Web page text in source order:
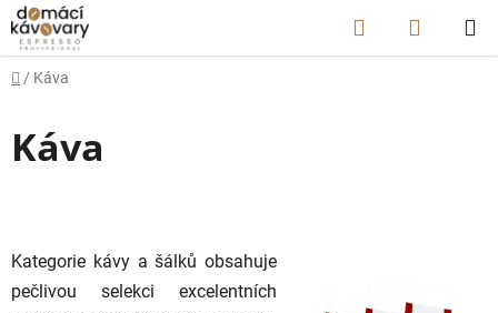
Přejít
na
obsah
Hledat
KOŠÍK
Domů
/ Káva
Káva
Kategorie kávy a šálků obsahuje
pečlivou selekci excelentních